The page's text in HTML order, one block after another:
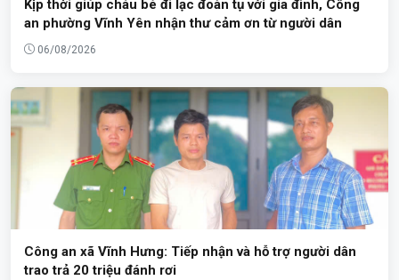
Kịp thời giúp cháu bé đi lạc đoàn tụ với gia đình, Công
an phường Vĩnh Yên nhận thư cảm ơn từ người dân
06/08/2026
Công an xã Vĩnh Hưng: Tiếp nhận và hỗ trợ người dân
trao trả 20 triệu đánh rơi